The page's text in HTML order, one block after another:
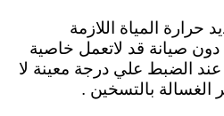
المياة اللازمة
صيانة قد لاتعمل خاصية
الضبط علي درجة معينة لا
الغسالة بالتسخين .